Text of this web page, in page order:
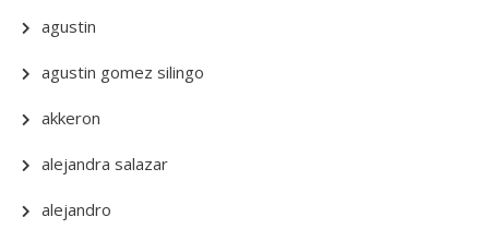
agustin
agustin gomez silingo
akkeron
alejandra salazar
alejandro